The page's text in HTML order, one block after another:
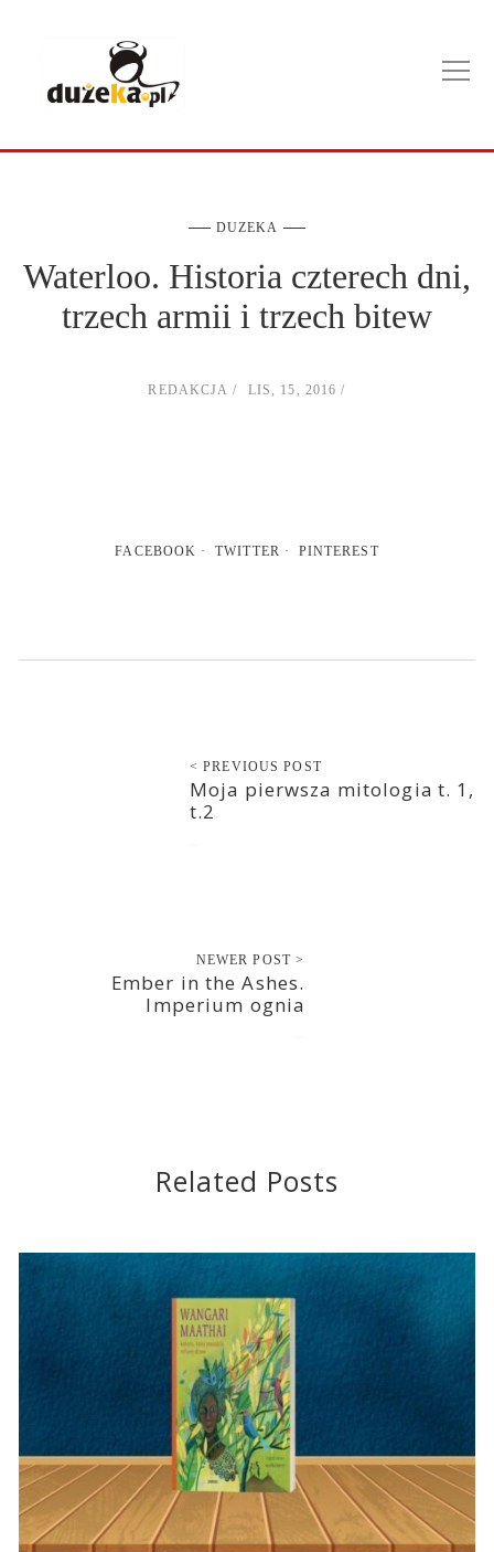
DUZEKA
Waterloo. Historia czterech dni,
trzech armii i trzech bitew
REDAKCJA LIS, 15, 2016
FACEBOOK TWITTER PINTEREST
< PREVIOUS POST
Moja pierwsza mitologia t. 1,
t.2
NEWER POST >
Ember in the Ashes.
Imperium ognia
Related Posts